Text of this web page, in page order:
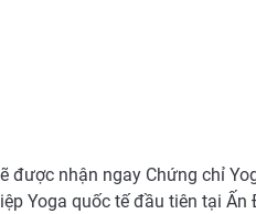
được nhận ngay Chứng chỉ
Yoga quốc tế đầu tiên tại